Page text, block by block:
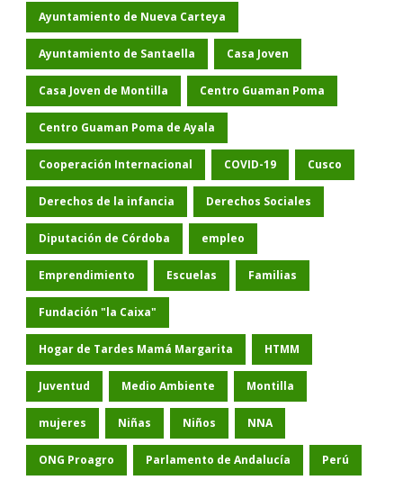
Ayuntamiento de Nueva Carteya
Ayuntamiento de Santaella Casa Joven
Casa Joven de Montilla Centro Guaman Poma
Centro Guaman Poma de Ayala
Cooperación Internacional COVID-19 Cusco
Derechos de la infancia Derechos Sociales
Diputación de Córdoba empleo
Emprendimiento Escuelas Familias
Fundación "la Caixa"
Hogar de Tardes Mamá Margarita HTMM
Juventud Medio Ambiente Montilla
mujeres Niñas Niños NNA
ONG Proagro Parlamento de Andalucía Perú